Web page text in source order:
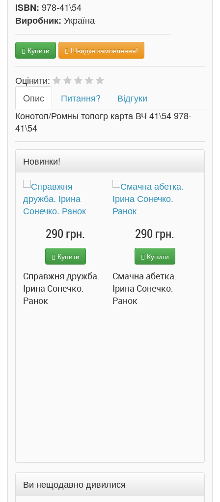
ISBN: 978-41\54
Виробник: Україна
Купити Швидке замовлення!
Оцінити:
Oпис
Питання?
Відгуки
Конотоп/Ромны топогр карта ВЧ 41\54 978-
41\54
Новинки!
290 грн.
Купити
Справжня дружба.
Ірина Сонечко.
Ранок
290 грн.
Купити
Смачна абетка.
Ірина Сонечко.
Ранок
Ви нещодавно дивилися